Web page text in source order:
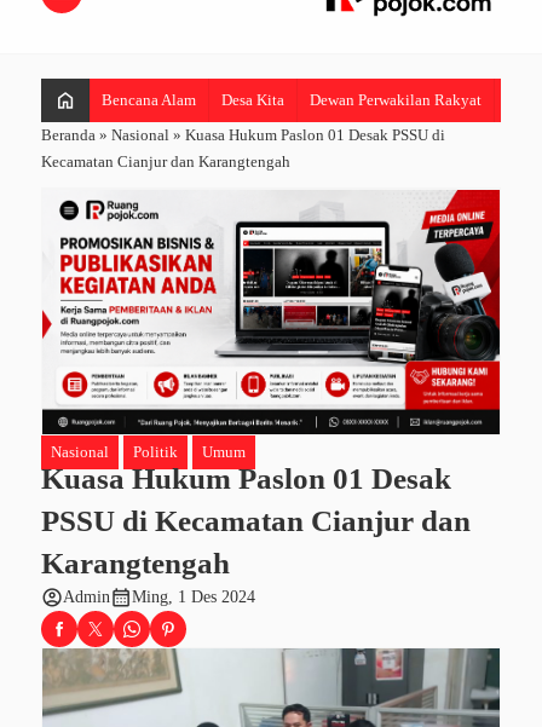
home Bencana Alam Desa Kita Dewan Perwakilan Rakyat
Beranda » Nasional » Kuasa Hukum Paslon 01 Desak PSSU di
Kecamatan Cianjur dan Karangtengah
Nasional Politik Umum
Kuasa Hukum Paslon 01 Desak
PSSU di Kecamatan Cianjur dan
Karangtengah
account_circleAdmin calendar_monthMing, 1 Des 2024